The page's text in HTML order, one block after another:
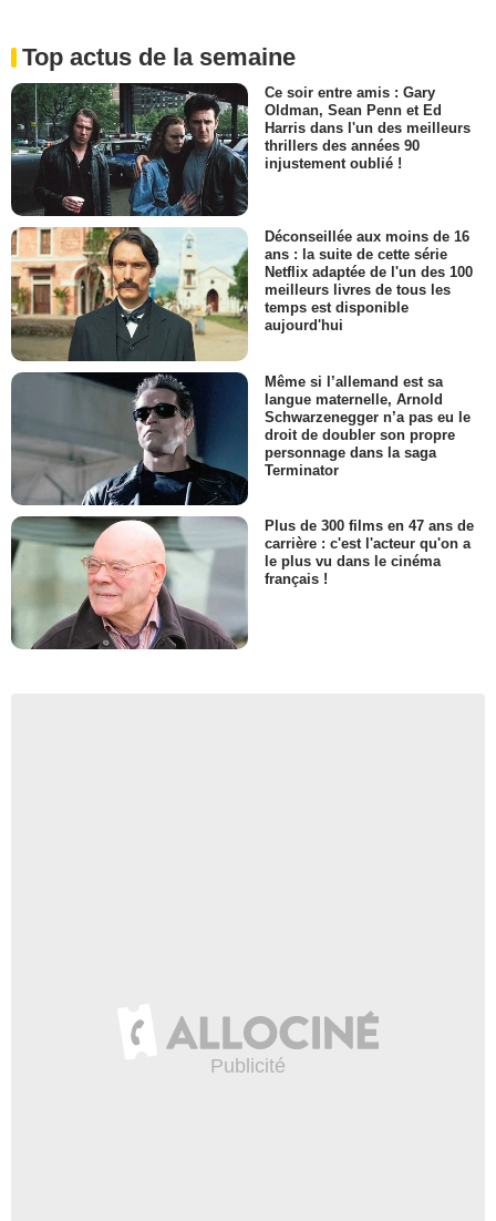
Top actus de la semaine
Ce soir entre amis : Gary
Oldman, Sean Penn et Ed
Harris dans l'un des meilleurs
thrillers des années 90
injustement oublié !
Déconseillée aux moins de 16
ans : la suite de cette série
Netflix adaptée de l'un des 100
meilleurs livres de tous les
temps est disponible
aujourd'hui
Même si l’allemand est sa
langue maternelle, Arnold
Schwarzenegger n’a pas eu le
droit de doubler son propre
personnage dans la saga
Terminator
Plus de 300 films en 47 ans de
carrière : c'est l'acteur qu'on a
le plus vu dans le cinéma
français !